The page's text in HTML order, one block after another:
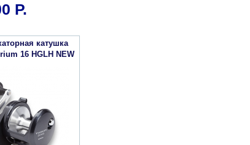
Р.
катушка
16 HGLH NEW